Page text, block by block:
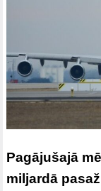
Pagājušajā
miljardā